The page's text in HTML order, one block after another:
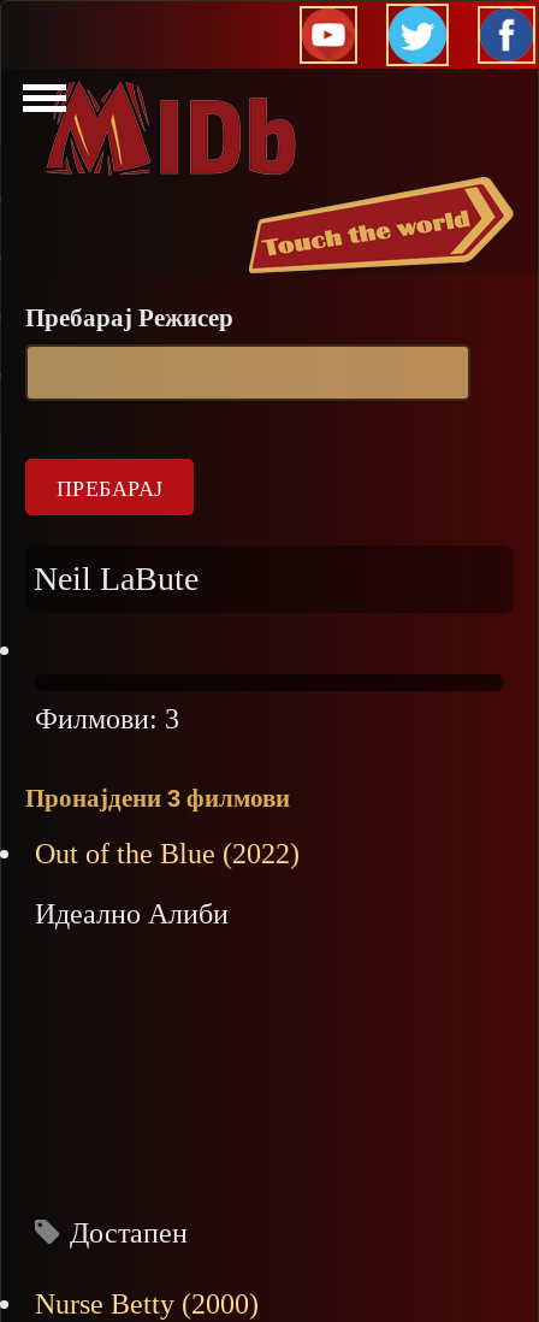
Прескокни
Пребарај Режисер
Neil LaBute
Филмови: 3
Пронајдени 3 филмови
Out of the Blue (2022)
Идеално Алиби
Достапен
Nurse Betty (2000)